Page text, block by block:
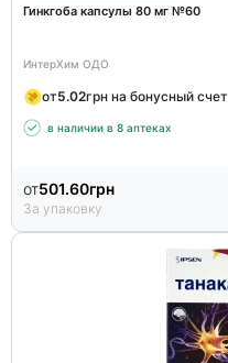
Гинкгоба капсулы 80 мг №60
ИнтерХим ОДО
от5.02грн на бонусный счет
в наличии в 8 аптеках
от501.60грн
За упаковку